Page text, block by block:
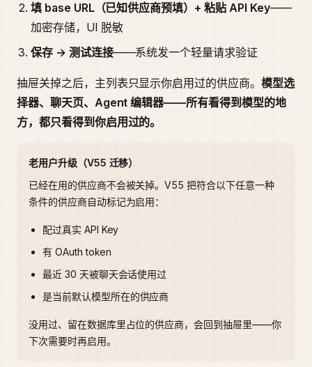
填 base URL（已知供应商预填）+ 粘贴 API Key——
加密存储，UI 脱敏
保存 → 测试连接——系统发一个轻量请求验证
抽屉关掉之后，主列表只显示你启用过的供应商。 模型选
择器、聊天页、Agent 编辑器——所有看得到模型的地
方，都只看得到你启用过的。
老用户升级（V55 迁移）
已经在用的供应商不会被关掉。V55 把符合以下任意一种
条件的供应商自动标记为启用：
配过真实 API Key
有 OAuth token
最近 30 天被聊天会话使用过
是当前默认模型所在的供应商
没用过、留在数据库里占位的供应商，会回到抽屉里——你
下次需要时再启用。